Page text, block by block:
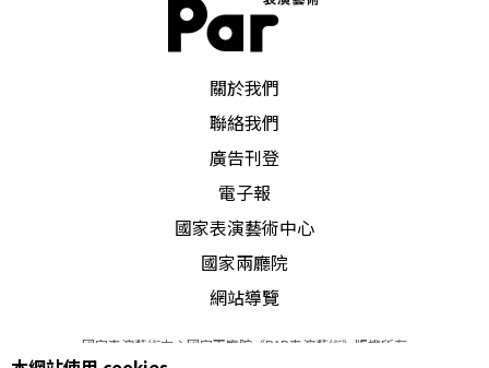
教或慈善演出比較容易找到觀眾。」
即使環境艱困，仍有許多馬來西亞的創作者不斷摸
索實驗創作。卜卜劇場的原版《女僕》本由兩女角
擔綱，程守明換成一男一女飾演，原因也和馬來西
亞劇場現況有關，他說沙巴是個「沒有劇場、也幾
乎沒人懂劇場的地方。」在這裡一切都得重頭開
始，程守明反而更能專注在自由地實踐自己的創作
理念，創作及演出之餘也訓練演員，「我們團員幾
乎都是業餘演員，最常面臨的困難就是演員因工作
關於我們
聯絡我們
廣告刊登
電子報
國家表演藝術中心
國家兩廳院
網站導覽
國家表演藝術中心國家兩廳院《PAR表演藝術》版權所有